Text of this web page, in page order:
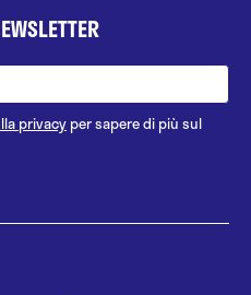
privacy per sapere di più sul